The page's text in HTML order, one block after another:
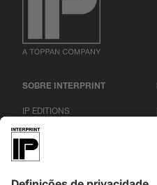
SOBRE INTERPRINT
IP EDITIONS
EXPLORADOR DE DECORAÇÃO
DECOR PRINTING